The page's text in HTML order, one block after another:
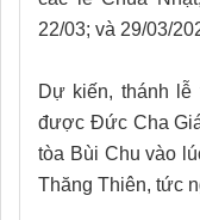
22/03; và 29/03/
Dự kiến, thánh lễ
được Đức Cha
tòa Bùi Chu vào
Thăng Thiên, tức